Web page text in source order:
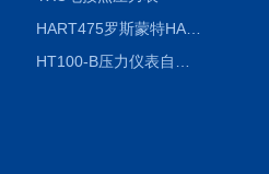
HART475罗斯蒙特HART475手操器